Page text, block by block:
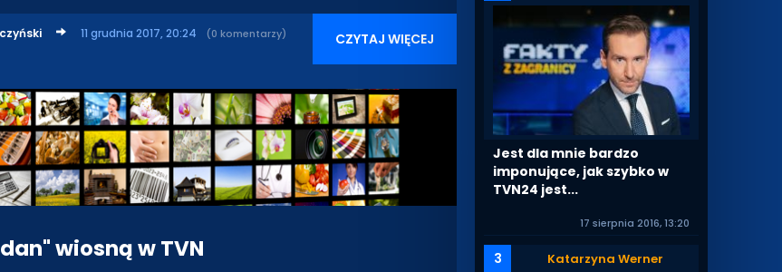
11 grudnia 2017, 20:24 (0 komentarzy) CZYTAJ WIĘCEJ
wiosną w TVN
Jest dla mnie bardzo
imponujące, jak szybko w
TVN24 jest...
17 sierpnia 2016, 13:20
3 Katarzyna Werner